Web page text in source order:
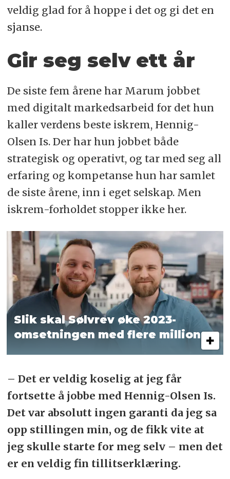
veldig glad for å hoppe i det og gi det en
sjanse.
Gir seg selv ett år
De siste fem årene har Marum jobbet
med digitalt markedsarbeid for det hun
kaller verdens beste iskrem, Hennig-
Olsen Is. Der har hun jobbet både
strategisk og operativt, og tar med seg all
erfaring og kompetanse hun har samlet
de siste årene, inn i eget selskap. Men
iskrem-forholdet stopper ikke her.
Slik skal Sølvrev øke 2023-
omsetningen med flere millioner
– Det er veldig koselig at jeg får
fortsette å jobbe med Hennig-Olsen Is.
Det var absolutt ingen garanti da jeg sa
opp stillingen min, og de fikk vite at
jeg skulle starte for meg selv – men det
er en veldig fin tillitserklæring.